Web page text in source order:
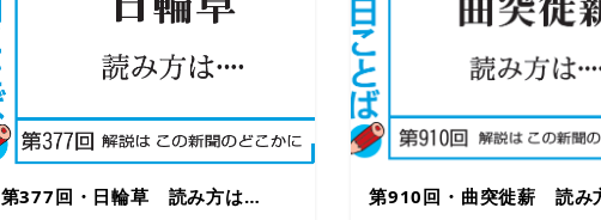
第377回・日輪草 読み方は… 第910回・曲突徙薪 読み